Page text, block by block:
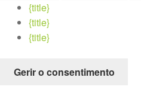
{title}
{title}
{title}
Gerir o consentimento